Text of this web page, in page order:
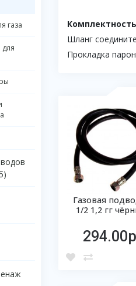
газа Комплектность
Шланг
Прокладка
Газовая
1/2 1,2 гг